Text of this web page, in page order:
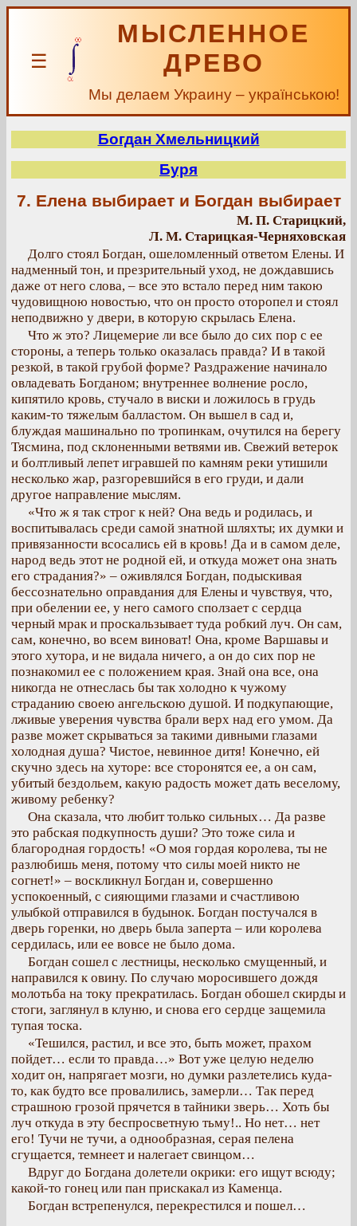
☰
МЫСЛЕННОЕ
ДРЕВО
Мы делаем Украину – українською!
Богдан Хмельницкий
Буря
7. Елена выбирает и Богдан выбирает
М. П. Старицкий,
Л. М. Старицкая-Черняховская
Долго стоял Богдан, ошеломленный ответом Елены. И
надменный тон, и презрительный уход, не дождавшись
даже от него слова, – все это встало перед ним такою
чудовищною новостью, что он просто оторопел и стоял
неподвижно у двери, в которую скрылась Елена.
Что ж это? Лицемерие ли все было до сих пор с ее
стороны, а теперь только оказалась правда? И в такой
резкой, в такой грубой форме? Раздражение начинало
овладевать Богданом; внутреннее волнение росло,
кипятило кровь, стучало в виски и ложилось в грудь
каким-то тяжелым балластом. Он вышел в сад и,
блуждая машинально по тропинкам, очутился на берегу
Тясмина, под склоненными ветвями ив. Свежий ветерок
и болтливый лепет игравшей по камням реки утишили
несколько жар, разгоревшийся в его груди, и дали
другое направление мыслям.
«Что ж я так строг к ней? Она ведь и родилась, и
воспитывалась среди самой знатной шляхты; их думки и
привязанности всосались ей в кровь! Да и в самом деле,
народ ведь этот не родной ей, и откуда может она знать
его страдания?» – оживлялся Богдан, подыскивая
бессознательно оправдания для Елены и чувствуя, что,
при обелении ее, у него самого сползает с сердца
черный мрак и проскальзывает туда робкий луч. Он сам,
сам, конечно, во всем виноват! Она, кроме Варшавы и
этого хутора, и не видала ничего, а он до сих пор не
познакомил ее с положением края. Знай она все, она
никогда не отнеслась бы так холодно к чужому
страданию своею ангельскою душой. И подкупающие,
лживые уверения чувства брали верх над его умом. Да
разве может скрываться за такими дивными глазами
холодная душа? Чистое, невинное дитя! Конечно, ей
скучно здесь на хуторе: все сторонятся ее, а он сам,
убитый бездольем, какую радость может дать веселому,
живому ребенку?
Она сказала, что любит только сильных… Да разве
это рабская подкупность души? Это тоже сила и
благородная гордость! «О моя гордая королева, ты не
разлюбишь меня, потому что силы моей никто не
согнет!» – воскликнул Богдан и, совершенно
успокоенный, с сияющими глазами и счастливою
улыбкой отправился в будынок. Богдан постучался в
дверь горенки, но дверь была заперта – или королева
сердилась, или ее вовсе не было дома.
Богдан сошел с лестницы, несколько смущенный, и
направился к овину. По случаю моросившего дождя
молотьба на току прекратилась. Богдан обошел скирды и
стоги, заглянул в клуню, и снова его сердце защемила
тупая тоска.
«Тешился, растил, и все это, быть может, прахом
пойдет… если то правда…» Вот уже целую неделю
ходит он, напрягает мозги, но думки разлетелись куда-
то, как будто все провалились, замерли… Так перед
страшною грозой прячется в тайники зверь… Хоть бы
луч откуда в эту беспросветную тьму!.. Но нет… нет
его! Тучи не тучи, а однообразная, серая пелена
сгущается, темнеет и налегает свинцом…
Вдруг до Богдана долетели окрики: его ищут всюду;
какой-то гонец или пан прискакал из Каменца.
Богдан встрепенулся, перекрестился и пошел…